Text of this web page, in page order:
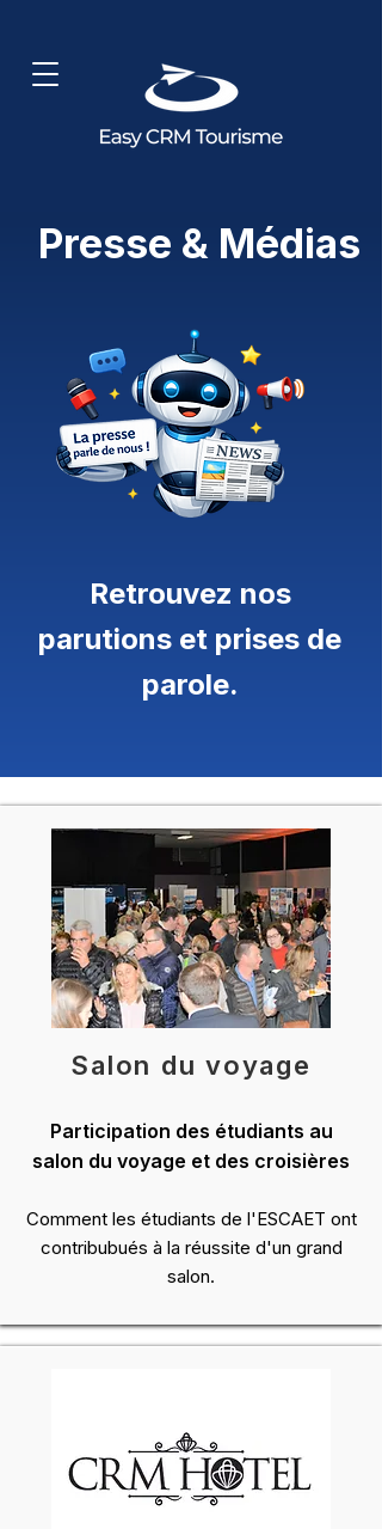
Presse & Médias
Retrouvez nos
parutions et prises de
parole.
Salon du voyage
Participation des étudiants au
salon du voyage et des croisières
Comment les étudiants de l'ESCAET ont
contribubués à la réussite d'un grand
salon.